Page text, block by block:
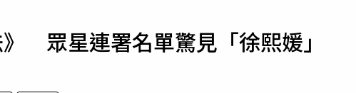
運勢
眾星連署名單驚見「徐熙媛」